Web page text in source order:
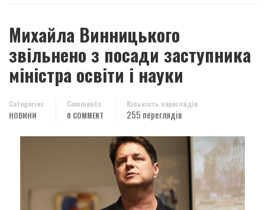
Михайла Винницького
звільнено з посади заступника
міністра освіти і науки
Categories
НОВИНИ
Comments
0 COMMENT
Кількість переглядів
255 переглядів